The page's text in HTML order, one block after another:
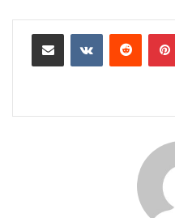
بينتيريست مشاركة عبر البريد